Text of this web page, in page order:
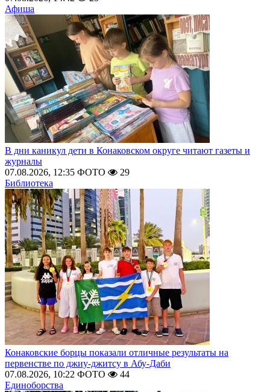
Афиша
В дни каникул дети в Конаковском округе читают газеты и
журналы
07.08.2026, 12:35 ФОТО
29
Библиотека
Конаковские борцы показали отличные результаты на
первенстве по джиу-джитсу в Абу-Даби
07.08.2026, 10:22 ФОТО
44
Единоборства